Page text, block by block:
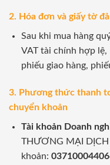
2. Hóa đơn và giấy tờ
Sau khi mua hàng
VAT tài chính hợp lệ,
phiếu giao hàng,
3. Phương thức thanh
chuyển khoản
Tài khoản Doanh
THƯƠNG MẠI DỊCH
khoản: